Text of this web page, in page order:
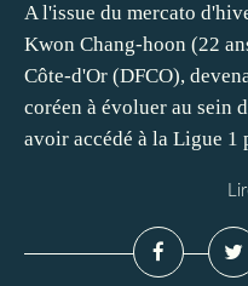
A l'issue du mercato
Kwon Chang-hoon (22
Côte-d'Or (DFCO),
coréen à évoluer au sein
avoir accédé à la Ligue 1